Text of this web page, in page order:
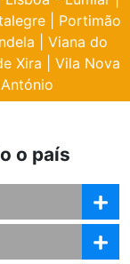
Portimão
Viana do
Xira
Vila Nova
o país